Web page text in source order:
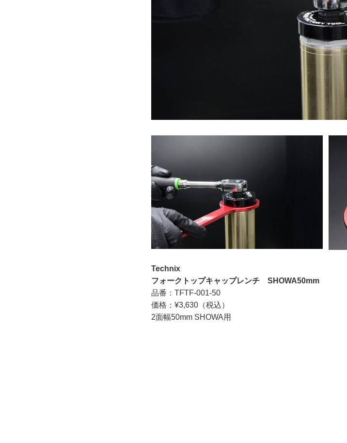
Technix
フォークトップキャップレンチ SHOWA50mm
品番：TFTF-001-50
価格：¥3,630（税込）
2面幅50mm SHOWA用